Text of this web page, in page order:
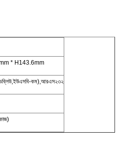
* H143.6mm
কম),আরএস২৩২